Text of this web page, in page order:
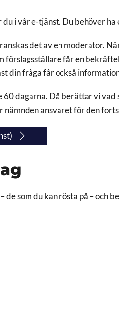
i vår e-tjänst. Du behöver
det av en moderator.
förslagsställare får en
din fråga får också
60 dagarna. Då berättar vi vad
ansvaret för den
de som du kan rösta på – och